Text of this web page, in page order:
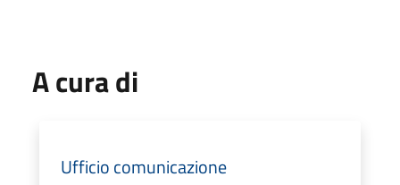
A cura di
Ufficio comunicazione